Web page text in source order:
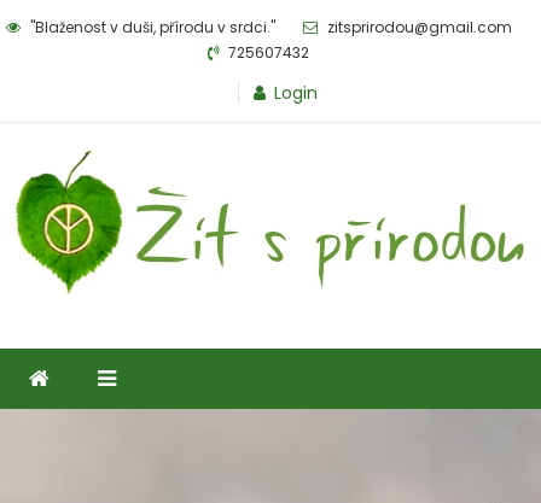
Skip
"Blaženost v duši, přírodu v srdci."
zitsprirodou@gmail.com
725607432
Login